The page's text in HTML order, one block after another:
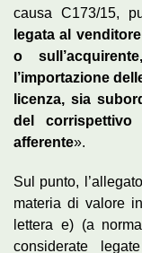
causa C173/15,
legata al
o
l’importazione
licenza, sia
del
afferente».
Sul punto,
materia di valore
lettera e) (a
considerate